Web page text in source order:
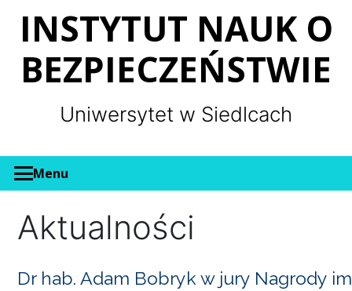
INSTYTUT NAUK O
BEZPIECZEŃSTWIE
Uniwersytet w Siedlcach
Menu
Aktualności
Dr hab. Adam Bobryk w jury Nagrody